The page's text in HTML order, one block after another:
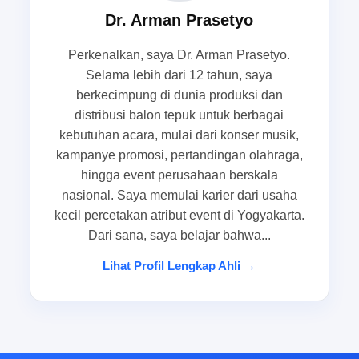
kompak, rapi, dan tetap punya nilai branding yang
Situasi yang paling sering membuat
atribut sorak terasa kurang efektif di
hari-H kegiatan
Pada masa persiapan event, panitia kerap fokus
pada rundown, konsumsi, dan koordinasi teknis
sehingga atribut sorak baru dipikirkan menjelang
acara. Akibatnya, pilihan yang diambil sering
terlalu umum dan kurang sesuai dengan
Dr. Arman Prasetyo
Perkenalkan, saya Dr. Arman Prasetyo.
Selama lebih dari 12 tahun, saya
berkecimpung di dunia produksi dan
distribusi balon tepuk untuk berbagai
kebutuhan acara, mulai dari konser musik,
kampanye promosi, pertandingan olahraga,
hingga event perusahaan berskala
nasional. Saya memulai karier dari usaha
kecil percetakan atribut event di Yogyakarta.
Dari sana, saya belajar bahwa...
Lihat Profil Lengkap Ahli →